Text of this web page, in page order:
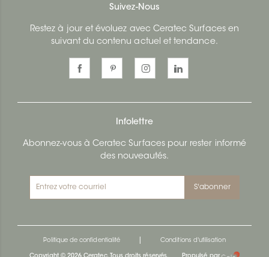
Suivez-Nous
Restez à jour et évoluez avec Ceratec Surfaces en
suivant du contenu actuel et tendance.
Infolettre
Abonnez-vous à Ceratec Surfaces pour rester informé
des nouveautés.
S'abonner
Politique de confidentialité Conditions d'utilisation